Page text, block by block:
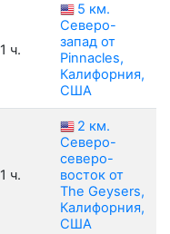
1 ч.
5 км.
Северо-
запад от
Pinnacles,
Калифорния,
США
1 ч.
2 км.
Северо-
северо-
восток от
The Geysers,
Калифорния,
США